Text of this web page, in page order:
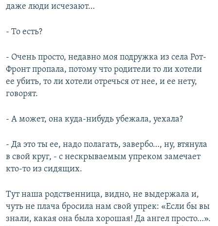
даже люди исчезают…
- То есть?
- Очень просто, недавно моя подружка из села Рот-
Фронт пропала, потому что родители то ли хотели
ее убить, то ли хотели отречься от нее, и ее нету,
говорят.
- А может, она куда-нибудь убежала, уехала?
- Да это ты ее, надо полагать, завербо…, ну, втянула
в свой круг, - с нескрываемым упреком замечает
кто-то из сидящих.
Тут наша родственница, видно, не выдержала и,
чуть не плача бросила нам свой упрек: «Если бы вы
знали, какая она была хорошая! Да ангел просто…».